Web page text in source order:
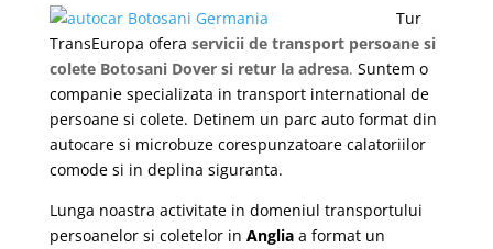
Tur
TransEuropa ofera servicii de transport persoane si
colete Botosani Dover si retur la adresa. Suntem o
companie specializata in transport international de
persoane si colete. Detinem un parc auto format din
autocare si microbuze corespunzatoare calatoriilor
comode si in deplina siguranta.
Lunga noastra activitate in domeniul transportului
persoanelor si coletelor in Angliaa format un